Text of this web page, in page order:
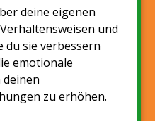
deine eigenen
und
du sie verbessern
emotionale
zu erhöhen.